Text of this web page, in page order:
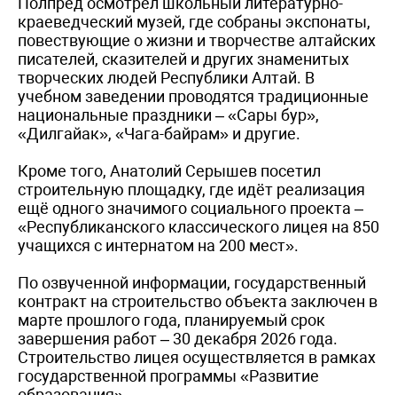
краеведческий музей, где собраны экспонаты,
повествующие о жизни и творчестве алтайских
писателей, сказителей и других знаменитых
творческих людей Республики Алтай. В
учебном заведении проводятся традиционные
национальные праздники – «Сары бур»,
«Дилгайак», «Чага-байрам» и другие.
Кроме того, Анатолий Серышев посетил
строительную площадку, где идёт реализация
ещё одного значимого социального проекта –
«Республиканского классического лицея на 850
учащихся с интернатом на 200 мест».
По озвученной информации, государственный
контракт на строительство объекта заключен в
марте прошлого года, планируемый срок
завершения работ – 30 декабря 2026 года.
Строительство лицея осуществляется в рамках
государственной программы «Развитие